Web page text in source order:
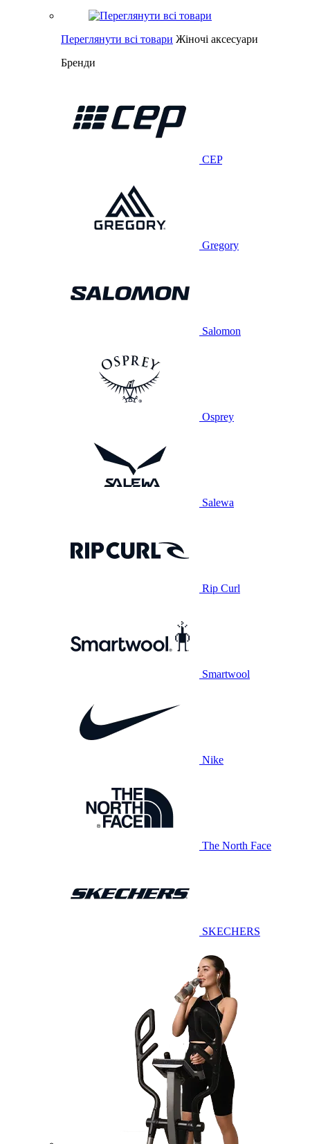
Переглянути всі товари Жіночі аксесуари
Бренди
CEP
Gregory
Salomon
Osprey
Salewa
Rip Curl
Smartwool
Nike
The North Face
SKECHERS